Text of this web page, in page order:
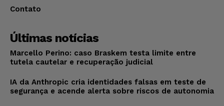
Contato
Últimas notícias
Marcello Perino: caso Braskem testa limite entre
tutela cautelar e recuperação judicial
IA da Anthropic cria identidades falsas em teste de
segurança e acende alerta sobre riscos de autonomia